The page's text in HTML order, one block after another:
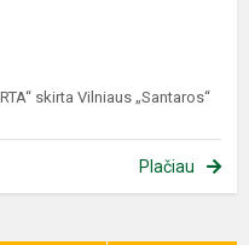
skirta Vilniaus „Santaros“
Plačiau